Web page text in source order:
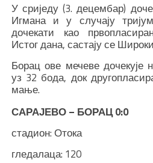
У сриједу (3. децембар)
Игмана и у случају
дочекати као
Истог дана, састају се
Борац ове мечеве дочекује
уз 32 бода, док
мање.
САРАЈЕВО – БОРАЦ 0:0
стадион: Отока
гледалаца: 120